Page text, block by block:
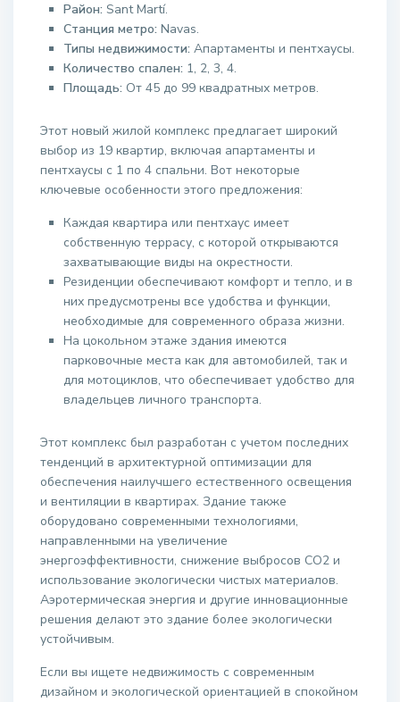
Район: Sant Martí.
Станция метро: Navas.
Типы недвижимости: Апартаменты и пентхаусы.
Количество спален: 1, 2, 3, 4.
Площадь: От 45 до 99 квадратных метров.
Этот новый жилой комплекс предлагает широкий
выбор из 19 квартир, включая апартаменты и
пентхаусы с 1 по 4 спальни. Вот некоторые
ключевые особенности этого предложения:
Каждая квартира или пентхаус имеет
собственную террасу, с которой открываются
захватывающие виды на окрестности.
Резиденции обеспечивают комфорт и тепло, и в
них предусмотрены все удобства и функции,
необходимые для современного образа жизни.
На цокольном этаже здания имеются
парковочные места как для автомобилей, так и
для мотоциклов, что обеспечивает удобство для
владельцев личного транспорта.
Этот комплекс был разработан с учетом последних
тенденций в архитектурной оптимизации для
обеспечения наилучшего естественного освещения
и вентиляции в квартирах. Здание также
оборудовано современными технологиями,
направленными на увеличение
энергоэффективности, снижение выбросов CO2 и
использование экологически чистых материалов.
Аэротермическая энергия и другие инновационные
решения делают это здание более экологически
устойчивым.
Если вы ищете недвижимость с современным
дизайном и экологической ориентацией в спокойном